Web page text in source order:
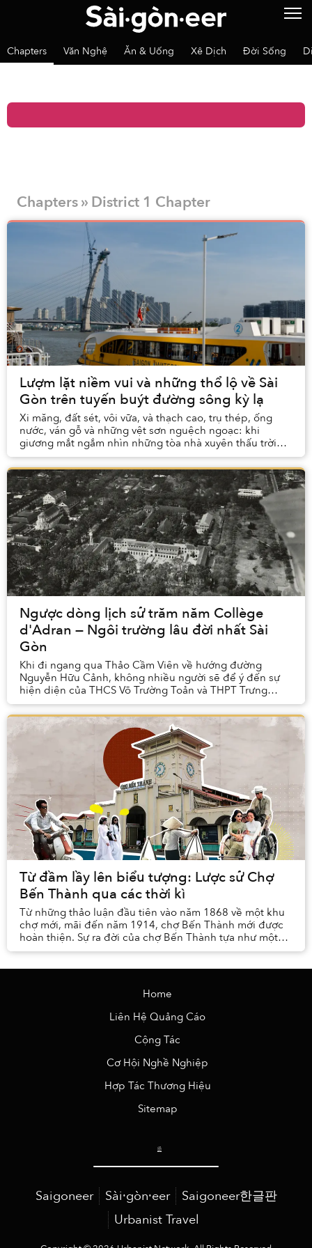
Chapters Văn Nghệ Ăn & Uống Xê Dịch Đời Sống
Chapters » District 1 Chapter
Lượm lặt niềm vui và những thổ lộ về Sài
Gòn trên tuyến buýt đường sông kỳ lạ
Xi măng, đất sét, vôi vữa, và thạch cao, trụ thép, ống
nước, ván gỗ và những vệt sơn nguệch ngoạc: khi
giương mắt ngắm nhìn những tòa nhà xuyên thấu trời
cao, tôi thấy mình rơi vào một vòng xoáy chiêm...
Ngược dòng lịch sử trăm năm Collège
d'Adran — Ngôi trường lâu đời nhất Sài
Gòn
Khi đi ngang qua Thảo Cầm Viên về hướng đường
Nguyễn Hữu Cảnh, không nhiều người sẽ để ý đến sự
hiện diện của THCS Võ Trường Toản và THPT Trưng
Vương. Có lẽ càng ít người biết rằng, cả hai công trình ...
Từ đầm lầy lên biểu tượng: Lược sử Chợ
Bến Thành qua các thời kì
Từ những thảo luận đầu tiên vào năm 1868 về một khu
chợ mới, mãi đến năm 1914, chợ Bến Thành mới được
hoàn thiện. Sự ra đời của chợ Bến Thành tựa như một
giấc mơ trở thành sự thật, giấc mơ của gần năm...
Home
Liên Hệ Quảng Cáo
Cộng Tác
Cơ Hội Nghề Nghiệp
Hợp Tác Thương Hiệu
Sitemap
Saigoneer Sài·gòn·eer
Saigoneer한글판
Urbanist Travel